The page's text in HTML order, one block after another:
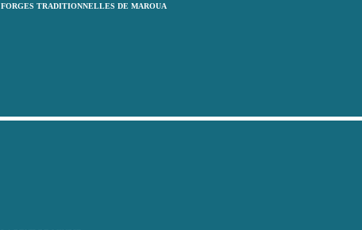
FORGES TRADITIONNELLES DE MAROUA